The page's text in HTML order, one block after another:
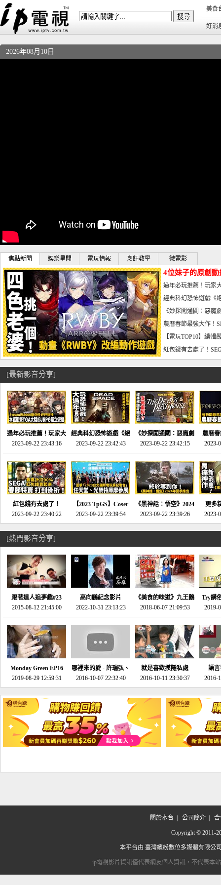
美食
好消
2026年08月10日
焦點新聞 娛樂星聞 電玩情報 烹飪教學 微電影
4位妹子的原創
曝光_電玩宅速配
過年必玩推薦！玩家
宅速配20230126
經典科幻恐怖遊戲《
懼體驗-電玩宅速配
《妙探闖通關：惡
到!!-電玩宅速配
農曆春節最強大作！
電玩宅速配20230123
【電玩TOP10】編
了，封面圖直接雷你
紅包錢有去處了！
宅速配20230119
[最新影音分享]
過年必玩推薦！玩家大
推的JRPG神作《神之
天平》介紹！-電玩宅
速配20230126
2023-09-22 23:43:16
經典科幻恐怖遊戲《絕
命異次元 重製版》重
回「石村號」的恐懼體
驗-電玩宅速配
20230125
2023-09-22 23:42:43
《妙探闖通關：惡魔劇
場》將推出「重製
版」!!!今年就能玩到!!-
電玩宅速配20230124
2023-09-22 23:42:15
農曆
SE社
動作角
電玩宅
2023-
紅包錢有去處了！
SEGA春節特賣 超過85
款遊戲打到骨折-電玩
宅速配20230119
2023-09-22 23:40:22
【2023 TpGS】Coser
和Show Girl搶先看！
直擊展前記者會-電玩
2023-09-22 23:39:54
《黑神話：悟空》2024
年夏季推出！確定不會
延期齁？-電玩宅速配
2023-09-22 23:39:26
更多
《來
金鄉
2023-
[熱門影音分享]
跟著達人追夢趣#23
promo-我想開間咖啡
館(謝佳凌)
2015-08-12 21:45:00
高向鵬紀念影片
2022-10-31 23:13:23
《美食的味道》九王鵝
肉
2018-06-07 21:09:53
Try講
2019-
Monday Green EP16
超意外~環保原來可以
邊玩邊做！
2019-08-29 12:59:31
哪裡來的愛 - 許瑞弘、
李其芬
2016-10-07 22:32:40
就是喜歡摸隱私處
2016-10-11 23:30:37
語
2016-
關於本台 公司簡介| 合
Copyright © 2011-
本平台由 臺灣繽紛數位多媒體有限公
ip電視影片資訊僅代表網友個人資訊，不代表本